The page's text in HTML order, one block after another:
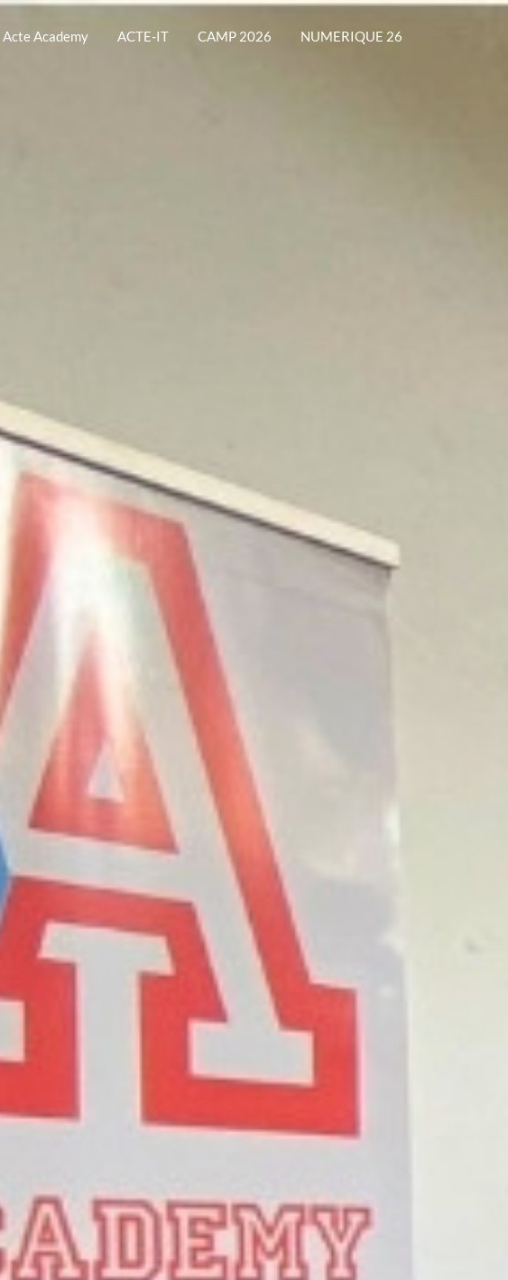
Acte Academy ACTE-IT CAMP 2026 NUMERIQUE 26